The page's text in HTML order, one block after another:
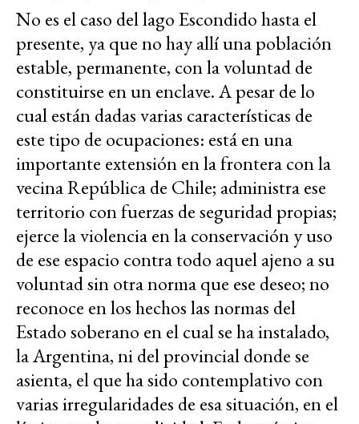
No es el caso del lago Escondido hasta el
presente, ya que no hay allí una población
estable, permanente, con la voluntad de
constituirse en un enclave. A pesar de lo
cual están dadas varias características de
este tipo de ocupaciones: está en una
importante extensión en la frontera con la
vecina República de Chile; administra ese
territorio con fuerzas de seguridad propias;
ejerce la violencia en la conservación y uso
de ese espacio contra todo aquel ajeno a su
voluntad sin otra norma que ese deseo; no
reconoce en los hechos las normas del
Estado soberano en el cual se ha instalado,
la Argentina, ni del provincial donde se
asienta, el que ha sido contemplativo con
varias irregularidades de esa situación, en el